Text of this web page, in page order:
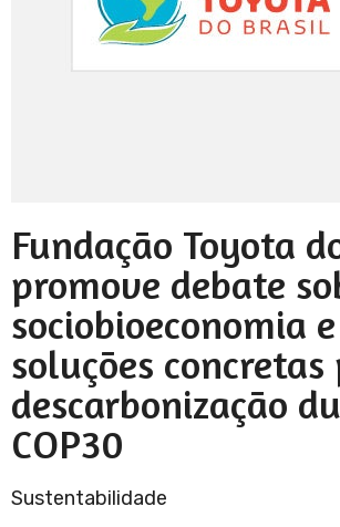
Fundação Toyota
promove debate
sociobioeconomia e
soluções concretas
descarbonização
COP30
Sustentabilidade